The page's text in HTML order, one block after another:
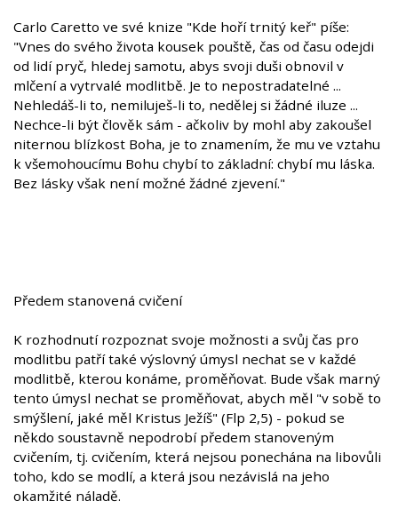
Carlo Caretto ve své knize "Kde hoří trnitý keř" píše:
"Vnes do svého života kousek pouště, čas od času odejdi
od lidí pryč, hledej samotu, abys svoji duši obnovil v
mlčení a vytrvalé modlitbě. Je to nepostradatelné ...
Nehledáš-li to, nemiluješ-li to, nedělej si žádné iluze ...
Nechce-li být člověk sám - ačkoliv by mohl aby zakoušel
niternou blízkost Boha, je to znamením, že mu ve vztahu
k všemohoucímu Bohu chybí to základní: chybí mu láska.
Bez lásky však není možné žádné zjevení."
Předem stanovená cvičení
K rozhodnutí rozpoznat svoje možnosti a svůj čas pro
modlitbu patří také výslovný úmysl nechat se v každé
modlitbě, kterou konáme, proměňovat. Bude však marný
tento úmysl nechat se proměňovat, abych měl "v sobě to
smýšlení, jaké měl Kristus Ježíš" (Flp 2,5) - pokud se
někdo soustavně nepodrobí předem stanoveným
cvičením, tj. cvičením, která nejsou ponechána na libovůli
toho, kdo se modlí, a která jsou nezávislá na jeho
okamžité náladě.